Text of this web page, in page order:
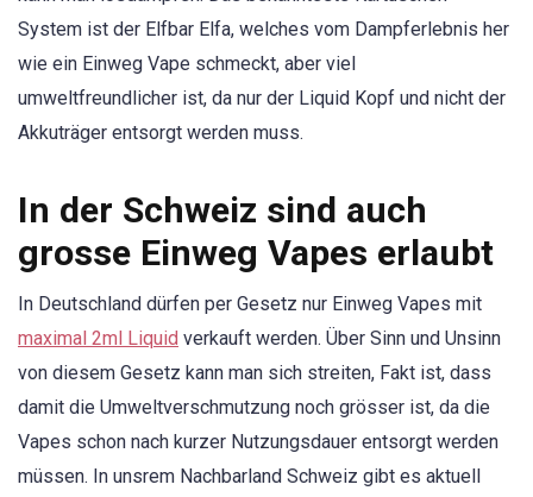
System ist der Elfbar Elfa, welches vom Dampferlebnis her
wie ein Einweg Vape schmeckt, aber viel
umweltfreundlicher ist, da nur der Liquid Kopf und nicht der
Akkuträger entsorgt werden muss.
In der Schweiz sind auch
grosse Einweg Vapes erlaubt
In Deutschland dürfen per Gesetz nur Einweg Vapes mit
maximal 2ml Liquid verkauft werden. Über Sinn und Unsinn
von diesem Gesetz kann man sich streiten, Fakt ist, dass
damit die Umweltverschmutzung noch grösser ist, da die
Vapes schon nach kurzer Nutzungsdauer entsorgt werden
müssen. In unsrem Nachbarland Schweiz gibt es aktuell